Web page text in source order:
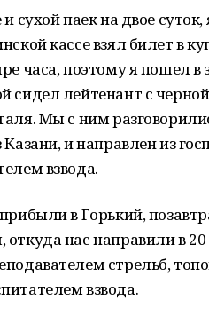
сухой паек на двое суток,
кассе взял билет в
часа, поэтому я пошел
лейтенант с черной
Мы с ним
и направлен из
взвода.
в Горький,
нас направили в
стрельб,
взвода.